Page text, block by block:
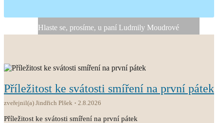
Hlaste se, prosíme, u paní Ludmily Moudrové
Příležitost ke svátosti smíření na první pátek
zveřejnil(a) Jindřich Plšek 2.8.2026
Příležitost ke svátosti smíření na první pátek